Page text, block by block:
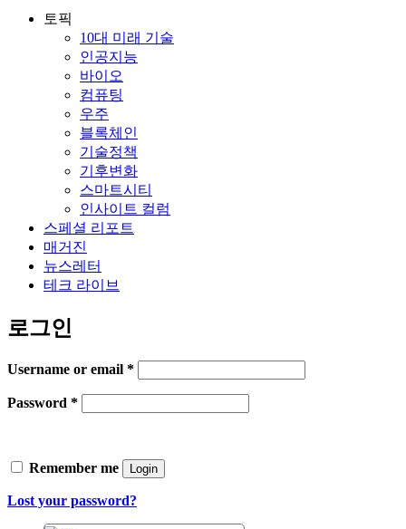
토픽
10대 미래 기술
인공지능
바이오
컴퓨팅
우주
블록체인
기술정책
기후변화
스마트시티
인사이트 컬럼
스페셜 리포트
매거진
뉴스레터
테크 라이브
로그인
Username or email *
Password *
Remember me Login
Lost your password?